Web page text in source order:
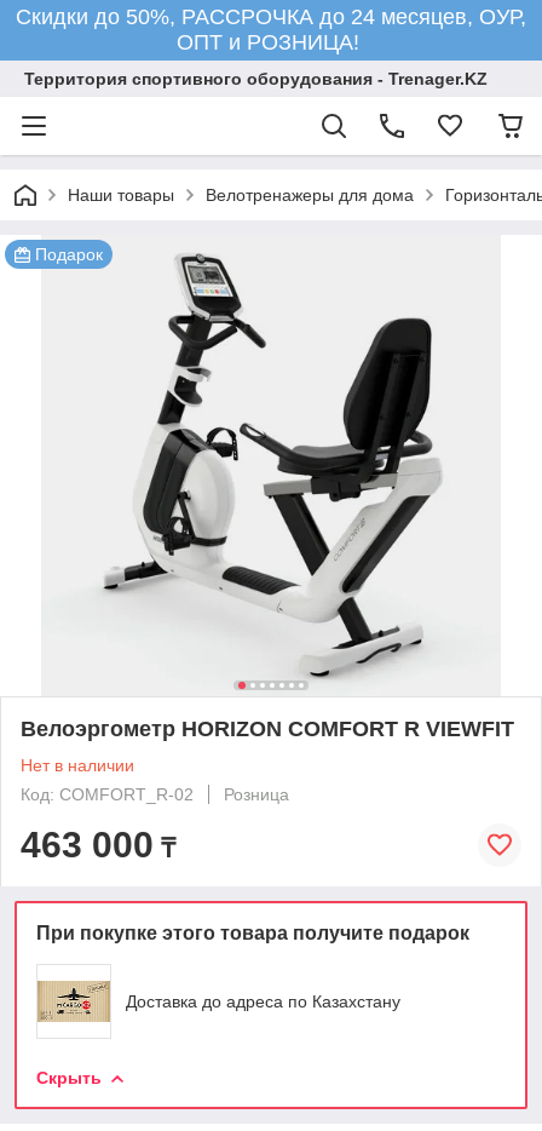
Скидки до 50%, РАССРОЧКА до 24 месяцев, ОУР,
ОПТ и РОЗНИЦА!
Территория спортивного оборудования - Trenager.KZ
Наши товары Велотренажеры для дома
Подарок
Велоэргометр HORIZON COMFORT R VIEWFIT
Нет в наличии
Код: COMFORT_R-02
Розница
463 000 ₸
При покупке этого товара получите подарок
Доставка до адреса по Казахстану
Скрыть